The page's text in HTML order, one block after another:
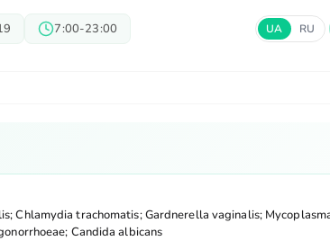
7:00-23:00 UA RU
Chlamydia trachomatis; Gardnerella vaginalis;
Candida albicans